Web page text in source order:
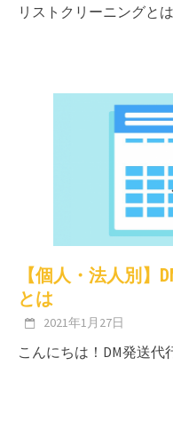
リストクリーニングと
【個人・法人別】
とは
2021年1月27日
こんにちは！DM発送代